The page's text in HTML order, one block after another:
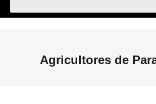
Agricultores de